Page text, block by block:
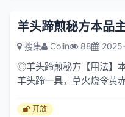
搜集 Colin 88
◎羊头蹄煎秘方【用法】
羊头蹄一具，草火烧令黄
大烂，去...
开放